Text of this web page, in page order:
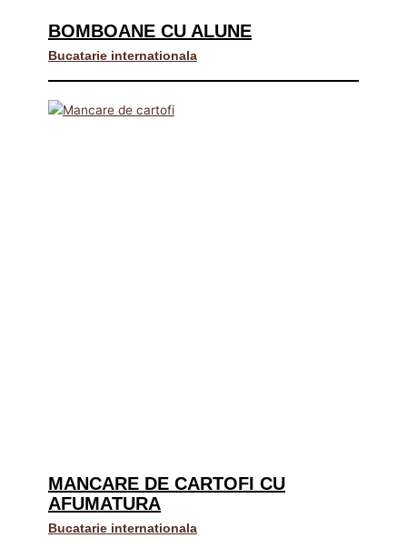
BOMBOANE CU ALUNE
Bucatarie internationala
MANCARE DE CARTOFI CU
AFUMATURA
Bucatarie internationala